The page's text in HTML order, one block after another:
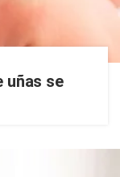
uñas se